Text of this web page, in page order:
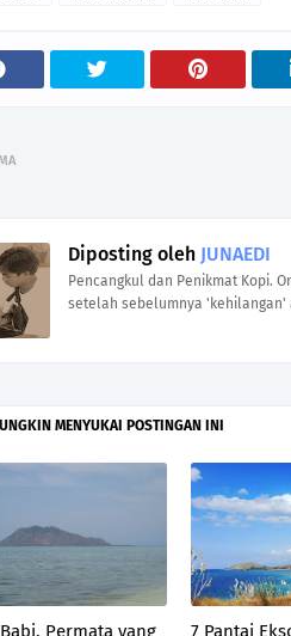
Diposting oleh JUNAEDI
Pencangkul dan Penikmat Kopi.
setelah sebelumnya 'kehilangan'
MENYUKAI POSTINGAN INI
Permata yang 7 Pantai